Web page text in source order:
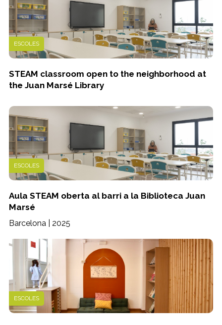
ESCOLES
STEAM classroom open to the neighborhood at
the Juan Marsé Library
ESCOLES
Aula STEAM oberta al barri a la Biblioteca Juan
Marsé
Barcelona | 2025
ESCOLES